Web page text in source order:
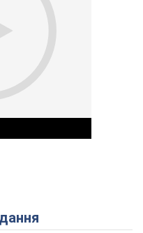
Video